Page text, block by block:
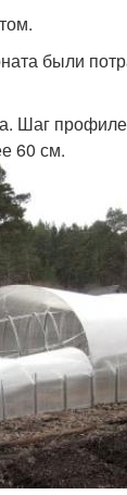
были
Шаг
60 см.